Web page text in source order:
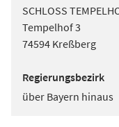
SCHLOSS
Tempelhof 3
74594 Kreßberg
Regierungsbezirk
über Bayern hinaus